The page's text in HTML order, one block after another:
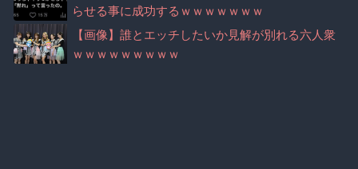
らせる事に成功するｗｗｗｗｗｗｗ
【画像】誰とエッチしたいか見解が別れる六人衆
ｗｗｗｗｗｗｗｗｗ